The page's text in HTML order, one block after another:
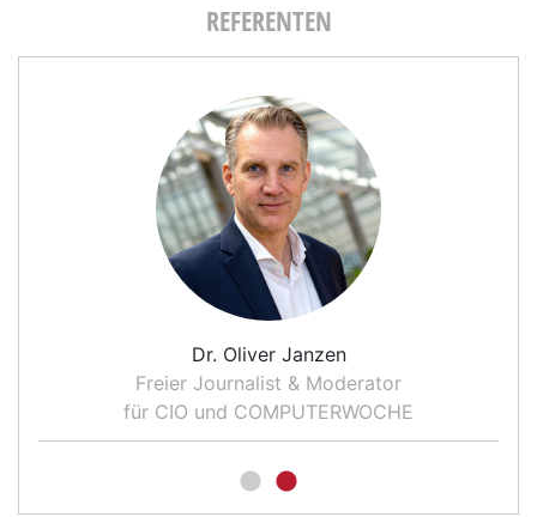
REFERENTEN
Dr. Oliver Janzen
Freier Journalist & Moderator
für CIO und COMPUTERWOCHE